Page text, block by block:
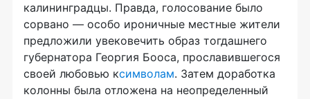
калининградцы. Правда, голосование было
сорвано — особо ироничные местные жители
предложили увековечить образ тогдашнего
губернатора Георгия Бооса, прославившегося
своей любовью ксимволам. Затем доработка
колонны была отложена на неопределенный